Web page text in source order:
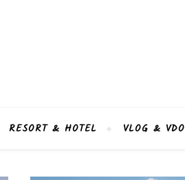
RESORT & HOTEL VLOG & VDO